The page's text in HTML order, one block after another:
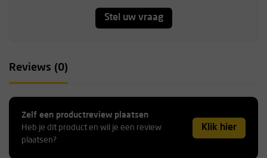
Stel uw vraag
Reviews (0)
Zelf een productreview plaatsen
Heb je dit product en wil je een review
plaatsen?
Klik hier